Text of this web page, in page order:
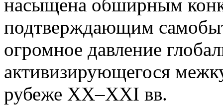
насыщена обширным
подтверждающим
огромное давление
активизирующегося
рубеже ХХ–ХХI вв.